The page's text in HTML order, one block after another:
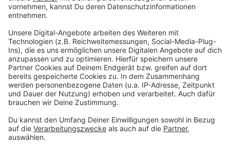
Steuerzahler nach Berechnungen ihrer
Interessenvertretung mindestens 700.000 Euro
kosten. Zwar sollen persönliche Verfehlungen der
Grund für den Abgang sein, die aber wohl nicht für eine
Kündigung des noch dreieinhalb Jahre laufenden
Vertrags taugten. Die Steuerzahler hätten ein Recht
darauf zu erfahren, was dieser vorzeitige Abgang
koste - der VRR reagiere darauf aber mit
Heimlichtuerei und habe die Kosten bislang nicht
beziffert, so die Kritik.
Anzeige